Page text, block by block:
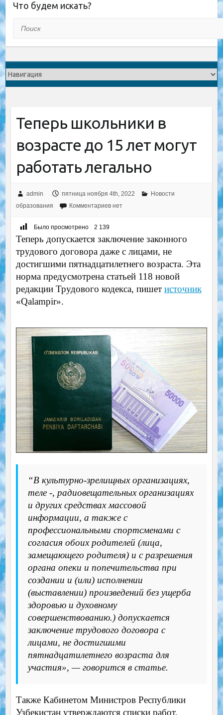
Что будем искать?
Теперь школьники в
возрасте до 15 лет могут
работать легально
admin пятница ноября 4th, 2022
Новости
образования
Комментариев нет
Было просмотрено 2 139
Теперь допускается заключение законного
трудового договора даже с лицами, не
достигшими пятнадцатилетнего возраста. Эта
норма предусмотрена статьей 118 новой
редакции Трудового кодекса, пишет источник
«Qalampir».
“В культурно-зрелищных организациях,
теле -, радиовещательных организациях
и других средствах массовой
информации, а также с
профессиональными спортсменами с
согласия обоих родителей (лица,
замещающего родителя) и с разрешения
органа опеки и попечительства при
создании и (или) исполнении
(выставлении) произведений без ущерба
здоровью и духовному
совершенствованию.) допускается
заключение трудового договора с
лицами, не достигшими
пятнадцатилетнего возраста для
участия», — говорится в статье.
Также Кабинетом Министров Республики
Узбекистан утверждаются списки работ,